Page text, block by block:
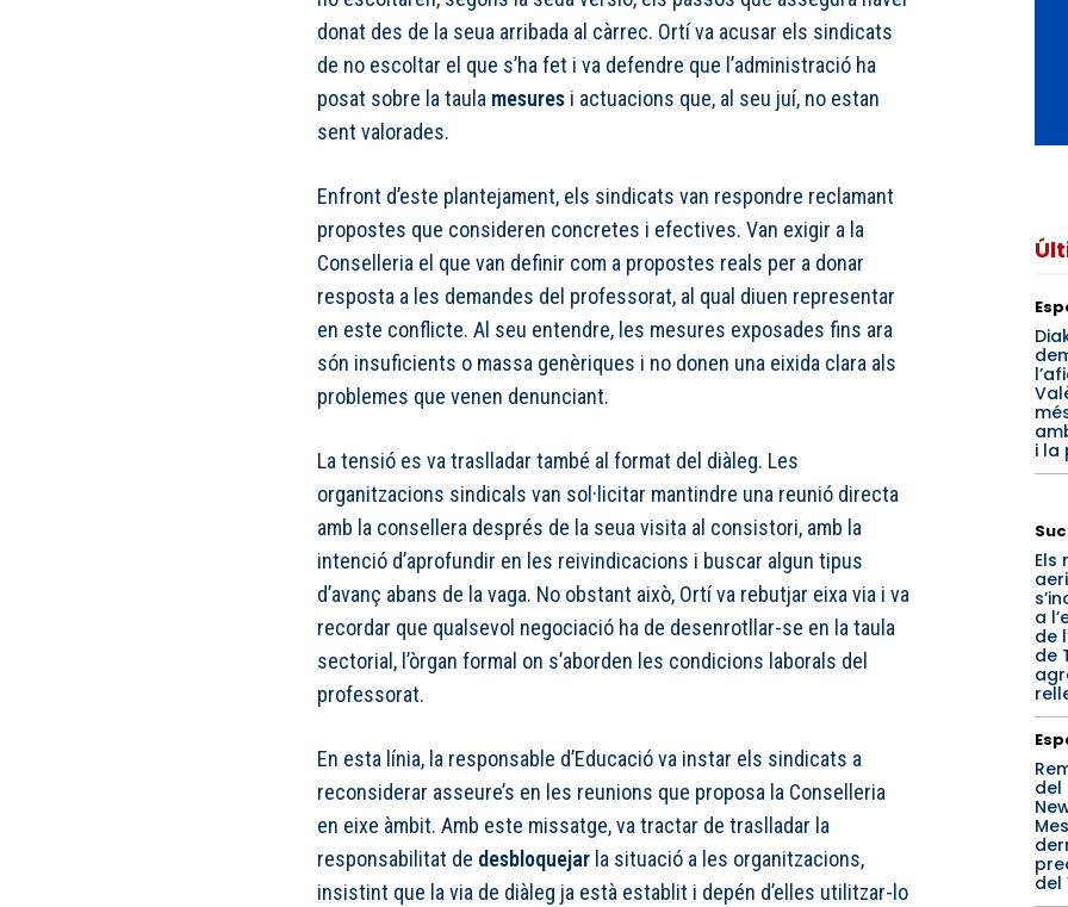
donat des de la seua arribada al càrrec. Ortí va acusar els sindicats
de no escoltar el que s’ha fet i va defendre que l’administració ha
posat sobre la taula mesures i actuacions que, al seu juí, no estan
sent valorades.
Enfront d’este plantejament, els sindicats van respondre reclamant
propostes que consideren concretes i efectives. Van exigir a la
Conselleria el que van definir com a propostes reals per a donar
resposta a les demandes del professorat, al qual diuen representar
en este conflicte. Al seu entendre, les mesures exposades fins ara
són insuficients o massa genèriques i no donen una eixida clara als
problemes que venen denunciant.
La tensió es va traslladar també al format del diàleg. Les
organitzacions sindicals van sol·licitar mantindre una reunió directa
amb la consellera després de la seua visita al consistori, amb la
intenció d’aprofundir en les reivindicacions i buscar algun tipus
d’avanç abans de la vaga. No obstant això, Ortí va rebutjar eixa via i va
recordar que qualsevol negociació ha de desenrotllar-se en la taula
sectorial, l’òrgan formal on s’aborden les condicions laborals del
professorat.
En esta línia, la responsable d’Educació va instar els sindicats a
reconsiderar asseure’s en les reunions que proposa la Conselleria
en eixe àmbit. Amb este missatge, va tractar de traslladar la
responsabilitat de desbloquejar la situació a les organitzacions,
insistint que la via de diàleg ja està establit i depén d’elles utilitzar-lo
i la
Els
a
de
de
del
del